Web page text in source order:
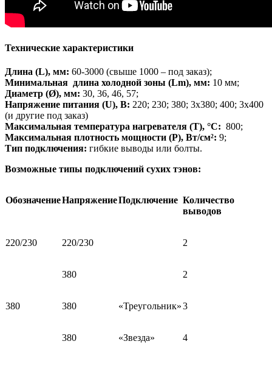
Технические характеристики
Длина (L), мм: 60-3000 (свыше 1000 – под заказ);
Минимальная длина холодной зоны (Lm), мм: 10 мм;
Диаметр (Ø), мм: 30, 36, 46, 57;
Напряжение питания (U), В: 220; 230; 380; 3х380; 400; 3х400
(и другие под заказ)
Максимальная температура нагревателя (Т), °С: 800;
Максимальная плотность мощности (Р), Вт/cм²: 9;
Тип подключения: гибкие выводы или болты.
Возможные типы подключений сухих тэнов:
ОбозначениеНапряжениеПодключение Количество
выводов
220/230 220/230 2
380
380 2
380 «Треугольник»3
380 «Звезда» 4